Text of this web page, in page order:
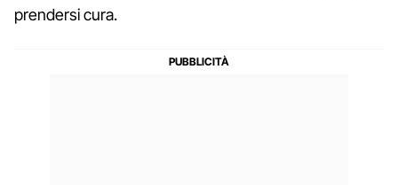
prendersi cura.